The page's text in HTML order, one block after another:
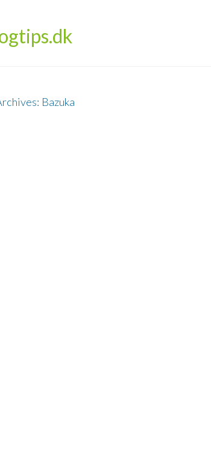
Bazuka